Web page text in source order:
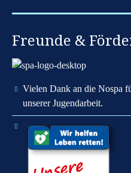
Freunde &
Vielen Dank an die Nospa
unserer Jugendarbeit.